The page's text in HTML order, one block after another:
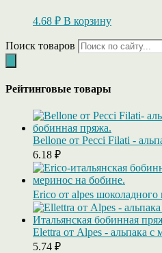
4.68 ₽ В корзину
Поиск товаров
Рейтинговые товары
Bellone от Pecci Filati -
6.18 ₽
Erico от alpes шоколадного
Elettra от Alpes - альпака c
5.74 ₽